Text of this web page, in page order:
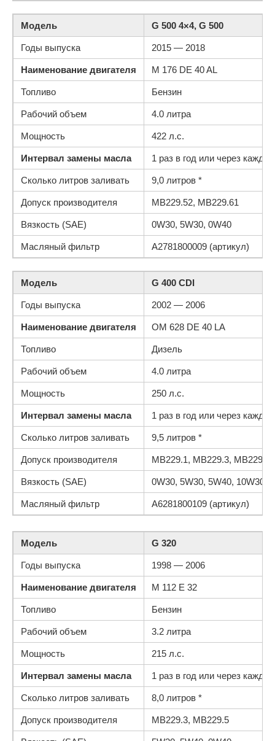
Модель G 500 4×4, G 500
Годы выпуска 2015 — 2018
Наименование двигателя M 176 DE 40 AL
Топливо Бензин
Рабочий объем 4.0 литра
Мощность 422 л.с.
Интервал замены масла 1 раз в год или через
Сколько литров заливать 9,0 литров *
Допуск производителя MB229.52, MB229.61
Вязкость (SAE) 0W30, 5W30, 0W40
Масляный фильтр A2781800009 (артикул)
Модель G 400 CDI
Годы выпуска 2002 — 2006
Наименование двигателя OM 628 DE 40 LA
Топливо Дизель
Рабочий объем 4.0 литра
Мощность 250 л.с.
Интервал замены масла 1 раз в год или через
Сколько литров заливать 9,5 литров *
Допуск производителя MB229.1, MB229.3,
Вязкость (SAE) 0W30, 5W30, 5W40, 10W30,
Масляный фильтр A6281800109 (артикул)
Модель G 320
Годы выпуска 1998 — 2006
Наименование двигателя M 112 E 32
Топливо Бензин
Рабочий объем 3.2 литра
Мощность 215 л.с.
Интервал замены масла 1 раз в год или через
Сколько литров заливать 8,0 литров *
Допуск производителя MB229.3, MB229.5